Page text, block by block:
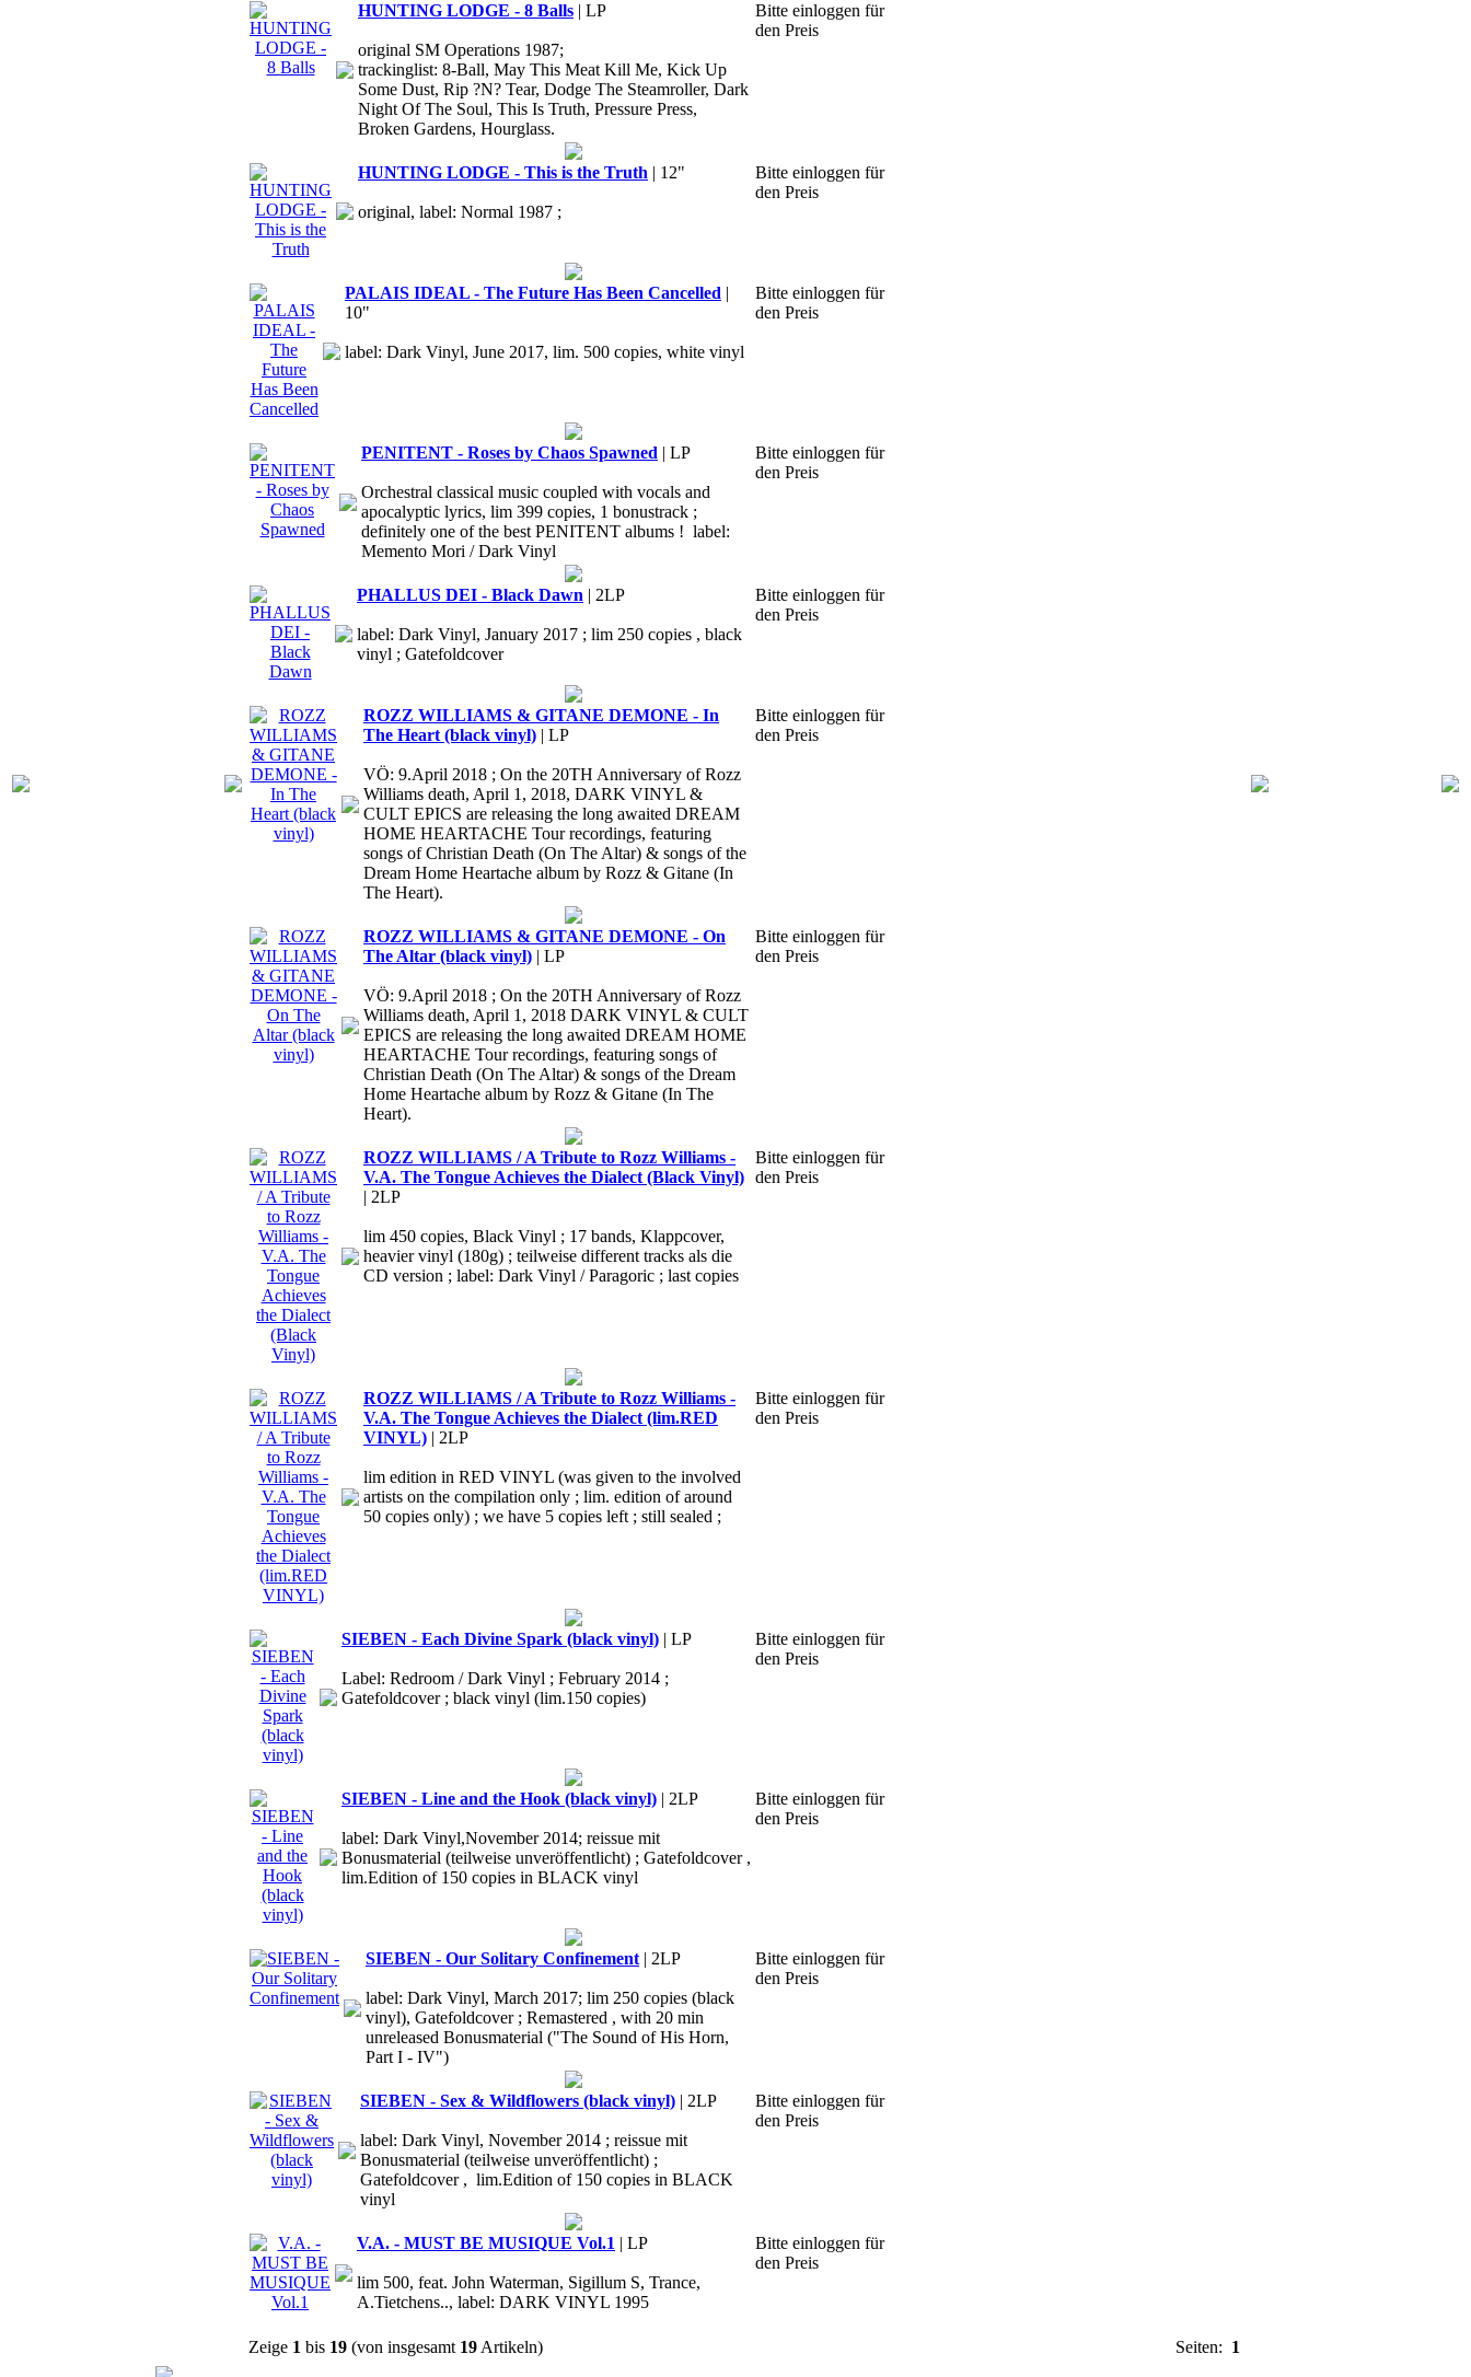
HUNTING LODGE - 8 Balls | LP
original SM Operations 1987;
trackinglist: 8-Ball, May This Meat Kill Me, Kick Up
Some Dust, Rip ?N? Tear, Dodge The Steamroller, Dark
Night Of The Soul, This Is Truth, Pressure Press,
Broken Gardens, Hourglass.
Bitte einloggen für
den Preis
HUNTING LODGE - This is the Truth | 12"
original, label: Normal 1987 ;
Bitte einloggen für
den Preis
PALAIS IDEAL - The Future Has Been Cancelled |
10"
label: Dark Vinyl, June 2017, lim. 500 copies, white vinyl
Bitte einloggen für
den Preis
PENITENT - Roses by Chaos Spawned | LP
Orchestral classical music coupled with vocals and
apocalyptic lyrics, lim 399 copies, 1 bonustrack ;
definitely one of the best PENITENT albums ! label:
Memento Mori / Dark Vinyl
Bitte einloggen für
den Preis
PHALLUS DEI - Black Dawn | 2LP
label: Dark Vinyl, January 2017 ; lim 250 copies , black
vinyl ; Gatefoldcover
Bitte einloggen für
den Preis
ROZZ WILLIAMS & GITANE DEMONE - In
The Heart (black vinyl) | LP
VÖ: 9.April 2018 ; On the 20TH Anniversary of Rozz
Williams death, April 1, 2018, DARK VINYL &
CULT EPICS are releasing the long awaited DREAM
HOME HEARTACHE Tour recordings, featuring
songs of Christian Death (On The Altar) & songs of the
Dream Home Heartache album by Rozz & Gitane (In
The Heart).
Bitte einloggen für
den Preis
ROZZ WILLIAMS & GITANE DEMONE - On
The Altar (black vinyl) | LP
VÖ: 9.April 2018 ; On the 20TH Anniversary of Rozz
Williams death, April 1, 2018 DARK VINYL & CULT
EPICS are releasing the long awaited DREAM HOME
HEARTACHE Tour recordings, featuring songs of
Christian Death (On The Altar) & songs of the Dream
Home Heartache album by Rozz & Gitane (In The
Heart).
Bitte einloggen für
den Preis
ROZZ WILLIAMS / A Tribute to Rozz Williams -
V.A. The Tongue Achieves the Dialect (Black Vinyl)
| 2LP
lim 450 copies, Black Vinyl ; 17 bands, Klappcover,
heavier vinyl (180g) ; teilweise different tracks als die
CD version ; label: Dark Vinyl / Paragoric ; last copies
Bitte einloggen für
den Preis
ROZZ WILLIAMS / A Tribute to Rozz Williams -
V.A. The Tongue Achieves the Dialect (lim.RED
VINYL) | 2LP
lim edition in RED VINYL (was given to the involved
artists on the compilation only ; lim. edition of around
50 copies only) ; we have 5 copies left ; still sealed ;
Bitte einloggen für
den Preis
SIEBEN - Each Divine Spark (black vinyl) | LP
Label: Redroom / Dark Vinyl ; February 2014 ;
Gatefoldcover ; black vinyl (lim.150 copies)
Bitte einloggen für
den Preis
SIEBEN - Line and the Hook (black vinyl) | 2LP
label: Dark Vinyl,November 2014; reissue mit
Bonusmaterial (teilweise unveröffentlicht) ; Gatefoldcover ,
lim.Edition of 150 copies in BLACK vinyl
Bitte einloggen für
den Preis
SIEBEN - Our Solitary Confinement | 2LP
label: Dark Vinyl, March 2017; lim 250 copies (black
vinyl), Gatefoldcover ; Remastered , with 20 min
unreleased Bonusmaterial ("The Sound of His Horn,
Part I - IV")
Bitte einloggen für
den Preis
SIEBEN - Sex & Wildflowers (black vinyl) | 2LP
label: Dark Vinyl, November 2014 ; reissue mit
Bonusmaterial (teilweise unveröffentlicht) ;
Gatefoldcover , lim.Edition of 150 copies in BLACK
vinyl
Bitte einloggen für
den Preis
V.A. - MUST BE MUSIQUE Vol.1 | LP
lim 500, feat. John Waterman, Sigillum S, Trance,
A.Tietchens.., label: DARK VINYL 1995
Bitte einloggen für
den Preis
Zeige 1 bis 19 (von insgesamt 19 Artikeln) Seiten: 1